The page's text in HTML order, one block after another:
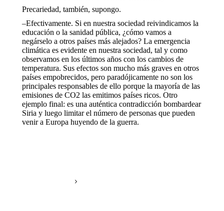
Precariedad, también, supongo.
–Efectivamente. Si en nuestra sociedad reivindicamos la
educación o la sanidad pública, ¿cómo vamos a
negárselo a otros países más alejados? La emergencia
climática es evidente en nuestra sociedad, tal y como
observamos en los últimos años con los cambios de
temperatura. Sus efectos son mucho más graves en otros
países empobrecidos, pero paradójicamente no son los
principales responsables de ello porque la mayoría de las
emisiones de CO2 las emitimos países ricos. Otro
ejemplo final: es una auténtica contradicción bombardear
Siria y luego limitar el número de personas que pueden
venir a Europa huyendo de la guerra.